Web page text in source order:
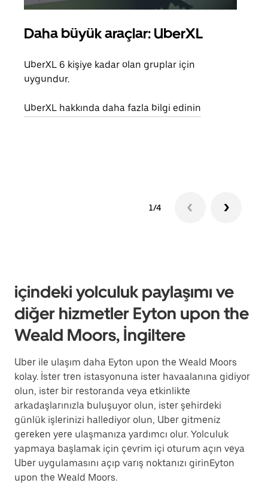
Daha büyük araçlar: UberXL
UberXL 6 kişiye kadar olan gruplar için
uygundur.
UberXL hakkında daha fazla bilgi edinin
1/4
içindeki yolculuk paylaşımı ve
diğer hizmetler Eyton upon the
Weald Moors, İngiltere
Uber ile ulaşım daha Eyton upon the Weald Moors
kolay. İster tren istasyonuna ister havaalanına gidiyor
olun, ister bir restoranda veya etkinlikte
arkadaşlarınızla buluşuyor olun, ister şehirdeki
günlük işlerinizi hallediyor olun, Uber gitmeniz
gereken yere ulaşmanıza yardımcı olur. Yolculuk
yapmaya başlamak için çevrim içi oturum açın veya
Uber uygulamasını açıp varış noktanızı girinEyton
upon the Weald Moors.